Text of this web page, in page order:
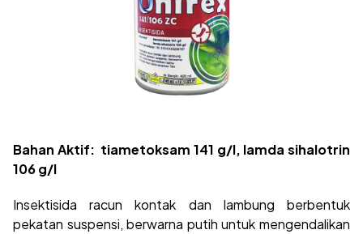
Bahan Aktif: tiametoksam 141 g/l, lamda sihalotrin
106 g/l
Insektisida racun kontak dan lambung berbentuk
pekatan suspensi, berwarna putih untuk mengendalikan